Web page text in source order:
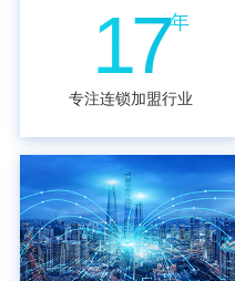
17年
专注连锁加盟行业